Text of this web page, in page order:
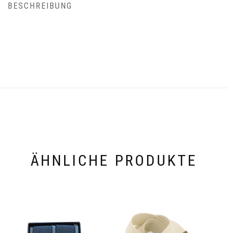
BESCHREIBUNG
ÄHNLICHE PRODUKTE